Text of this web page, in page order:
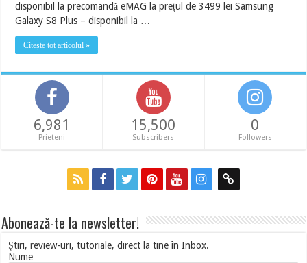
disponibil la precomandă eMAG la prețul de 3499 lei Samsung
Galaxy S8 Plus – disponibil la …
Citește tot articolul »
6,981
Prieteni
15,500
Subscribers
0
Followers
Abonează-te la newsletter!
Știri, review-uri, tutoriale, direct la tine în Inbox.
Nume